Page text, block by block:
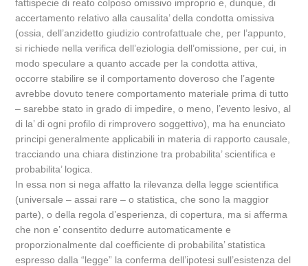
fattispecie di reato colposo omissivo improprio e, dunque, di
accertamento relativo alla causalita’ della condotta omissiva
(ossia, dell’anzidetto giudizio controfattuale che, per l’appunto,
si richiede nella verifica dell’eziologia dell’omissione, per cui, in
modo speculare a quanto accade per la condotta attiva,
occorre stabilire se il comportamento doveroso che l’agente
avrebbe dovuto tenere comportamento materiale prima di tutto
– sarebbe stato in grado di impedire, o meno, l’evento lesivo, al
di la’ di ogni profilo di rimprovero soggettivo), ma ha enunciato
principi generalmente applicabili in materia di rapporto causale,
tracciando una chiara distinzione tra probabilita’ scientifica e
probabilita’ logica.
In essa non si nega affatto la rilevanza della legge scientifica
(universale – assai rare – o statistica, che sono la maggior
parte), o della regola d’esperienza, di copertura, ma si afferma
che non e’ consentito dedurre automaticamente e
proporzionalmente dal coefficiente di probabilita’ statistica
espresso dalla “legge” la conferma dell’ipotesi sull’esistenza del